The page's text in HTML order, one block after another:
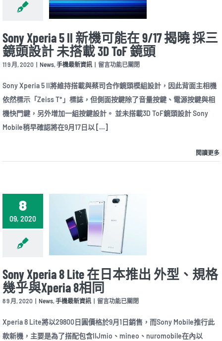
頭
並
級
HDR
OLED
螢
幕
4,500mAh
大
電
池〉
中
Sony Xperia 5 II 新機可能在 9/17 揭曉 採三
鏡頭設計 未搭載 3D ToF 鏡頭
11 9 月, 2020 News,手機最新資訊
在
Xperia
5
II
新
機
可
揭
頭
設
計
未
載
ToF
鏡
頭〉
中
留言功能已關閉
Sony Xperia 5 II將維持搭載與蔡司合作鏡頭模組設計，因此背面主相機
依然標示「Zeiss T*」標誌，但側面按鍵除了音量按鍵、電源按鍵與相
機快門鍵，另外增加一組按鍵設計。 並未搭載3D ToF鏡頭設計 Sony
Mobile稍早確認將在9月17日以 [...]
閱讀更多
8
09, 2020
Sony Xperia 8 Lite 在日本推出 外型、規格
幾乎與Xperia 8相同
8 9 月, 2020 News,手機最新資訊
在
Xperia
8
Lite
留言功能已關閉
Xperia 8 Lite將以29800日圓價格於9月1日銷售，而Sony Mobile推行此
款新機，主要是為了搭配包含IIJmio、mineo、nuromobile在內以